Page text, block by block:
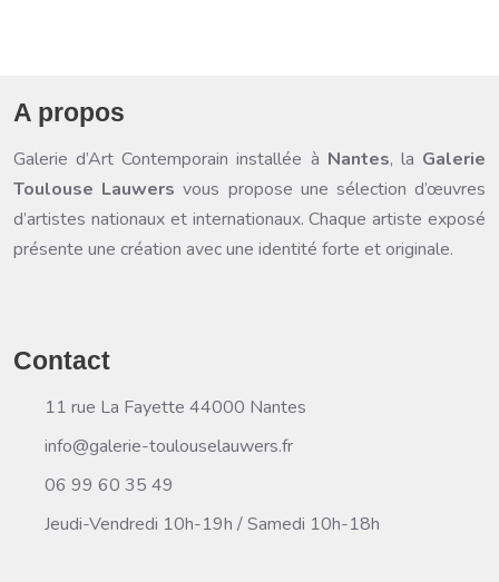
A propos
Galerie d’Art Contemporain installée à Nantes, la Galerie
Toulouse Lauwersvous propose une sélection d’œuvres
d’artistes nationaux et internationaux. Chaque artiste exposé
présente une création avec une identité forte et originale.
Contact
11 rue La Fayette 44000 Nantes
info@galerie-toulouselauwers.fr
06 99 60 35 49
Jeudi-Vendredi 10h-19h / Samedi 10h-18h